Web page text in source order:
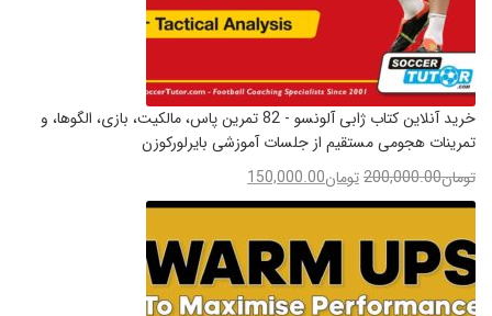
خرید آنلاین کتاب ژابی آلونسو - 82 تمرین پاس، مالکیت، بازی، الگوها، و
تمرینات هجومی مستقیم از جلسات آموزشی بایرلورکوزن
تومان200,000.00تومان150,000.00